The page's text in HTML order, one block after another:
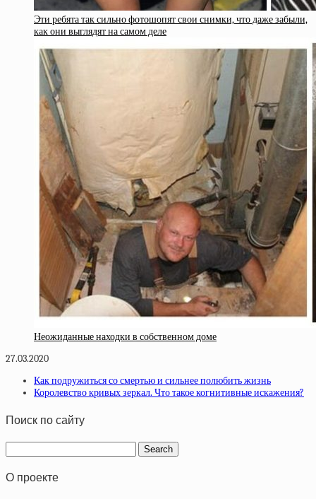
Эти ребята так сильно фотошопят свои снимки, что даже забыли,
как они выглядят на самом деле
Неожиданные находки в собственном доме
27.03.2020
Как подружиться со смертью и сильнее полюбить жизнь
Королевство кривых зеркал. Что такое когнитивные искажения?
Поиск по сайту
О проекте